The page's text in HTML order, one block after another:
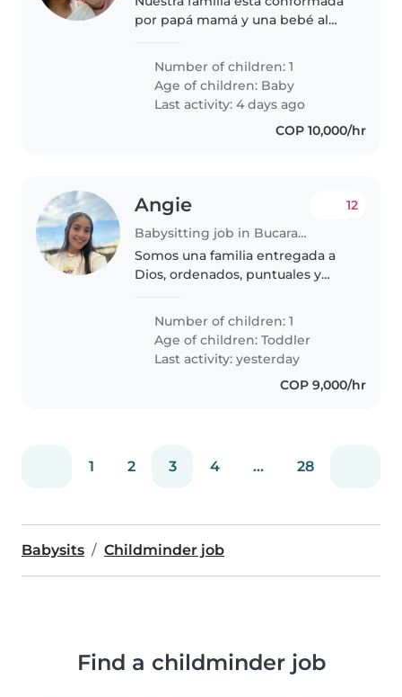
por papá mamá y una bebé al
necesitaría quien me cuide a la
bebé apartir de los 5 meses. Ya
que somos padres que
trabajamos..
Number of children: 1
Age of children: Baby
Last activity: 4 days ago
COP 10,000/hr
Angie
Babysitting job in Bucaramanga
12
Somos una familia entregada a
Dios, ordenados, puntuales y
actividades a nuestra hija,
consentirla y educarla. Somos
felices, tenemos..
Number of children: 1
Age of children:Toddler
Last activity: yesterday
COP 9,000/hr
1 2 3 4 ... 28
Babysits Childminder job
Find a childminder job